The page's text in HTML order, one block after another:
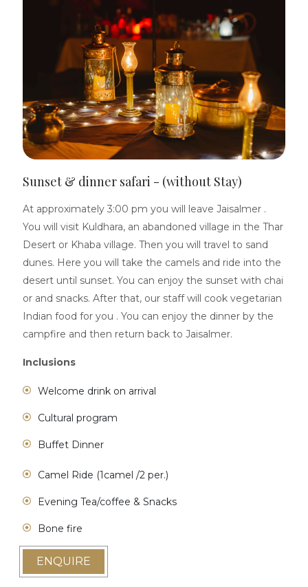
Sunset & dinner safari - (without Stay)
At approximately 3:00 pm you will leave Jaisalmer .
You will visit Kuldhara, an abandoned village in the Thar
Desert or Khaba village. Then you will travel to sand
dunes. Here you will take the camels and ride into the
desert until sunset. You can enjoy the sunset with chai
or and snacks. After that, our staff will cook vegetarian
Indian food for you . You can enjoy the dinner by the
campfire and then return back to Jaisalmer.
Inclusions
Welcome drink on arrival
Cultural program
Buffet Dinner
Camel Ride (1camel /2 per.)
Evening Tea/coffee & Snacks
Bone fire
ENQUIRE